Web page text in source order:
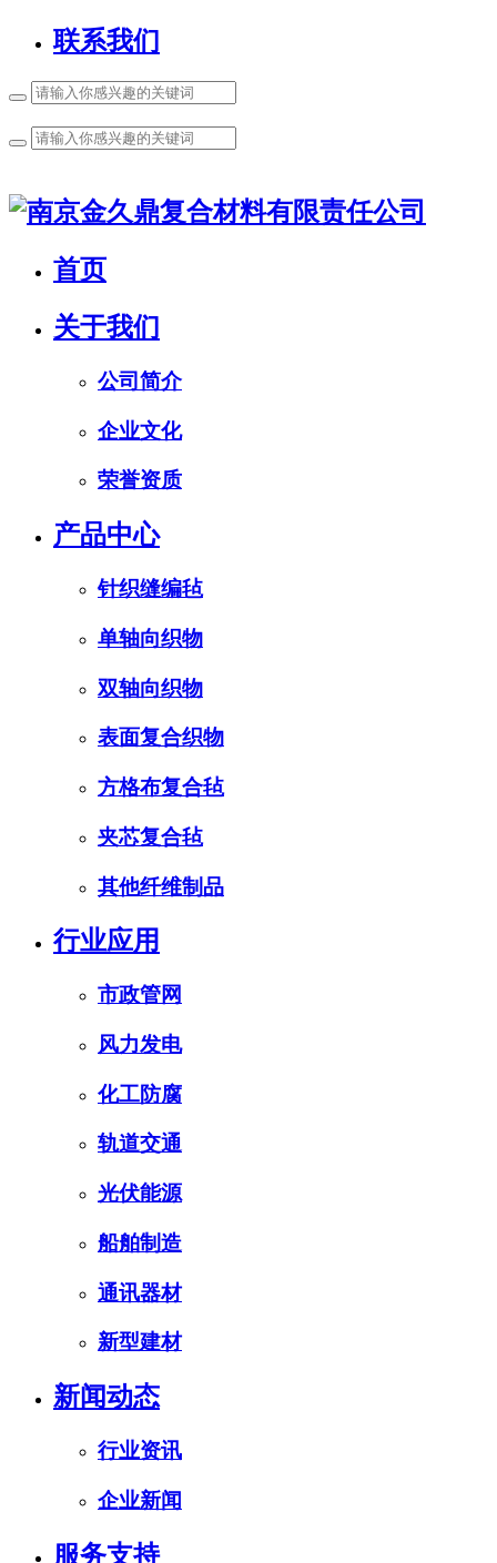
联系我们
首页
关于我们
公司简介
企业文化
荣誉资质
产品中心
针织缝编毡
单轴向织物
双轴向织物
表面复合织物
方格布复合毡
夹芯复合毡
其他纤维制品
行业应用
市政管网
风力发电
化工防腐
轨道交通
光伏能源
船舶制造
通讯器材
新型建材
新闻动态
行业资讯
企业新闻
服务支持